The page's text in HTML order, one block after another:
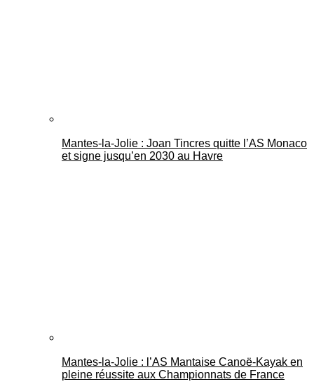
Mantes-la-Jolie : Joan Tincres quitte l’AS Monaco
et signe jusqu’en 2030 au Havre
Mantes-la-Jolie : l’AS Mantaise Canoë‑Kayak en
pleine réussite aux Championnats de France